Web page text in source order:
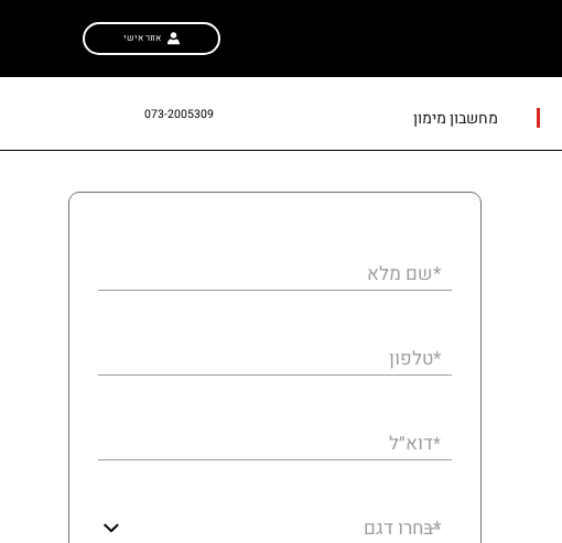
אזור אישי
מחשבון מימון 073-2005309
*שם מלא
*טלפון
*דוא״ל
*בחרו דגם